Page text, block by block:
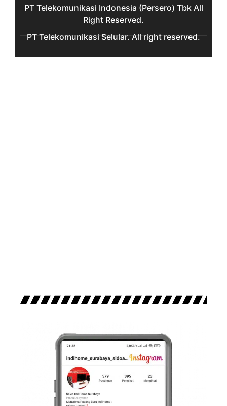
PT Telekomunikasi Indonesia (Persero) Tbk All
Right Reserved.
PT Telekomunikasi Selular. All right reserved.